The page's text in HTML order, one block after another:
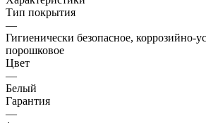
Тип покрытия
—
Гигиенически безопасное, коррозийно-
порошковое
Цвет
—
Белый
Гарантия
—